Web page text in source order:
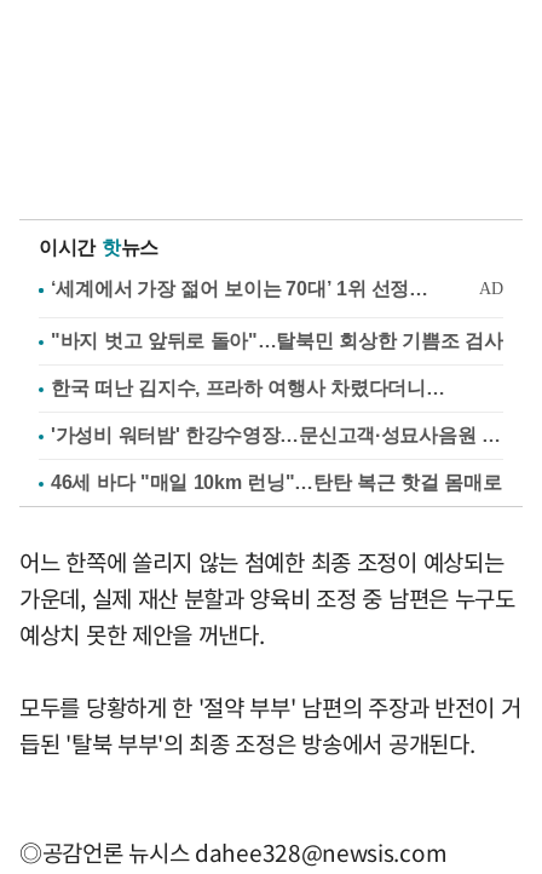
이시간 핫뉴스
"바지 벗고 앞뒤로 돌아"…탈북민 회상한 기쁨조 검사
한국 떠난 김지수, 프라하 여행사 차렸다더니…
'가성비 워터밤' 한강수영장…문신고객·성묘사음원 민원
46세 바다 "매일 10km 런닝"…탄탄 복근 핫걸 몸매로
어느 한쪽에 쏠리지 않는 첨예한 최종 조정이 예상되는
가운데, 실제 재산 분할과 양육비 조정 중 남편은 누구도
예상치 못한 제안을 꺼낸다.
모두를 당황하게 한 '절약 부부' 남편의 주장과 반전이 거
듭된 '탈북 부부'의 최종 조정은 방송에서 공개된다.
◎공감언론 뉴시스dahee328@newsis.com